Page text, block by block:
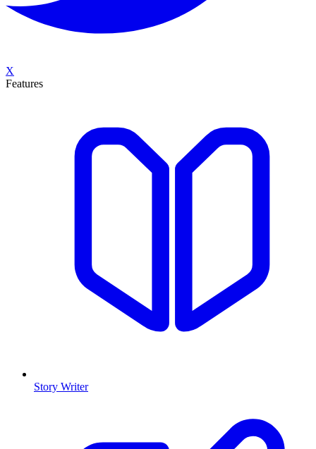
X
Features
Story Writer